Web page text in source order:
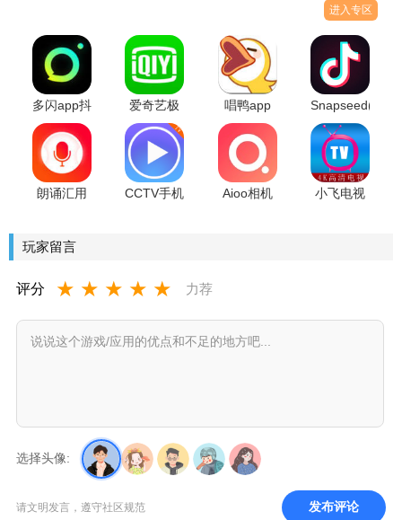
进入专区
多闪app抖
音
爱奇艺极
速版官方
正式版
唱鸭app
Snapseed(抖
音视频下
载去水印
工具)
朗诵汇用
CCTV手机
Aioo相机
小飞电视
玩家留言
评分 ★ ★ ★ ★ ★ 力荐
选择头像:
请文明发言，遵守社区规范 发布评论